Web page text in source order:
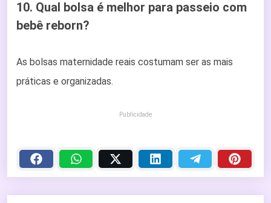
10. Qual bolsa é melhor para passeio com
bebê reborn?
As bolsas maternidade reais costumam ser as mais
práticas e organizadas.
Publicidade